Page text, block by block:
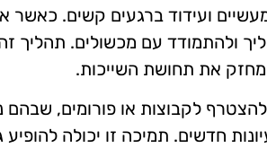
ועידוד ברגעים קשים.
ולהתמודד עם מכשולים. תהליך
את תחושת השייכות.
לקבוצות או פורומים, שבהם
חדשים. תמיכה זו יכולה